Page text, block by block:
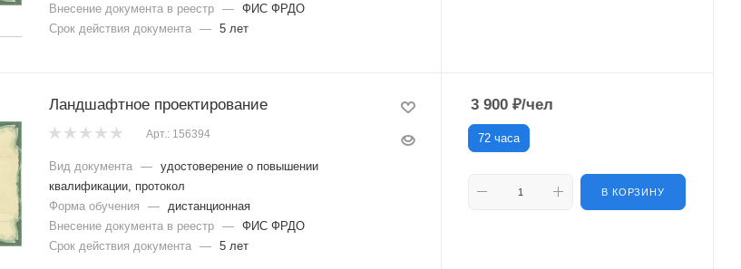
Внесение документа в реестр — ФИС ФРДО
Срок действия документа — 5 лет
Ландшафтное проектирование
Арт.: 156394
Вид документа — удостоверение о повышении
квалификации, протокол
Форма обучения
— дистанционная
Внесение документа в реестр — ФИС ФРДО
Срок действия документа — 5 лет
3 900 ₽/чел
72 часа
В КОРЗИНУ